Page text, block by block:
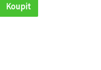
Koupit